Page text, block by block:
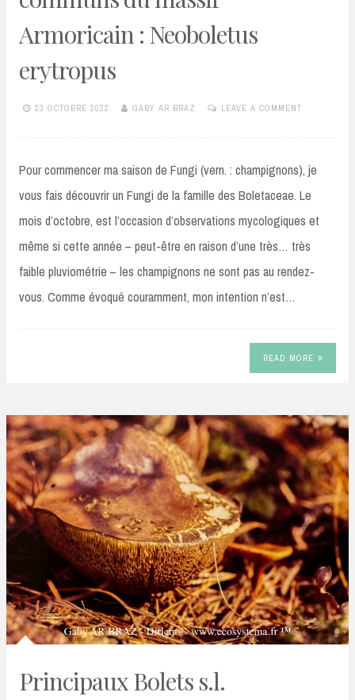
Armoricain : Neoboletus
erytropus
23 OCTOBRE 2022 GABY AR BRAZ LEAVE A COMMENT
Pour commencer ma saison de Fungi (vern. : champignons), je
vous fais découvrir un Fungi de la famille des Boletaceae. Le
mois d’octobre, est l’occasion d’observations mycologiques et
même si cette année – peut-être en raison d’une très… très
faible pluviométrie – les champignons ne sont pas au rendez-
vous. Comme évoqué couramment, mon intention n’est…
READ MORE
Principaux Bolets s.l.